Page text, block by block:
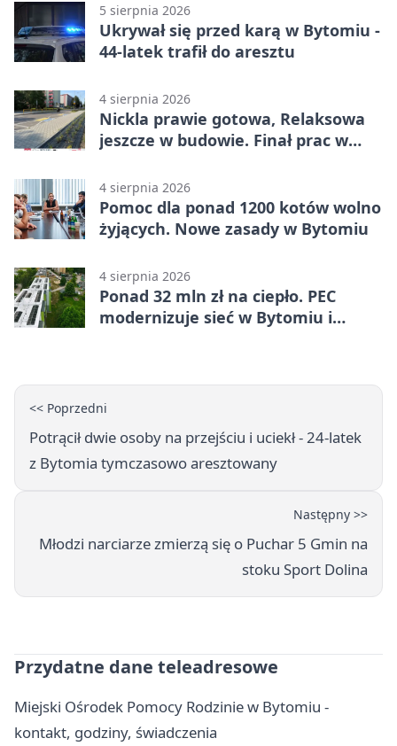
5 sierpnia 2026
Ukrywał się przed karą w Bytomiu -
44-latek trafił do aresztu
4 sierpnia 2026
Nickla prawie gotowa, Relaksowa
jeszcze w budowie. Finał prac w
4 sierpnia 2026
Pomoc dla ponad 1200 kotów wolno
żyjących. Nowe zasady w Bytomiu
4 sierpnia 2026
Ponad 32 mln zł na ciepło. PEC
modernizuje sieć w Bytomiu i
<< Poprzedni
Potrącił dwie osoby na przejściu i uciekł - 24-latek
z Bytomia tymczasowo aresztowany
Następny >>
Młodzi narciarze zmierzą się o Puchar 5 Gmin na
stoku Sport Dolina
Przydatne dane teleadresowe
Miejski Ośrodek Pomocy Rodzinie w Bytomiu -
kontakt, godziny, świadczenia